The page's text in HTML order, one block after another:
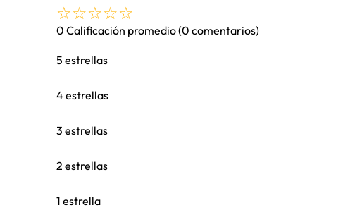
☆☆☆☆☆
0 Calificación promedio(0 comentarios)
5 estrellas
4 estrellas
3 estrellas
2 estrellas
1 estrella